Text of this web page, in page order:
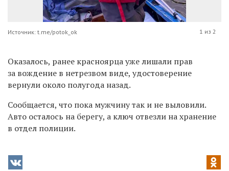
Источник: t.me/potok_ok 1 из 2
Оказалось, ранее красноярца уже лишали прав
за вождение в нетрезвом виде, удостоверение
вернули около полугода назад.
Сообщается, что пока мужчину так и не выловили.
Авто осталось на берегу, а ключ отвезли на хранение
в отдел полиции.